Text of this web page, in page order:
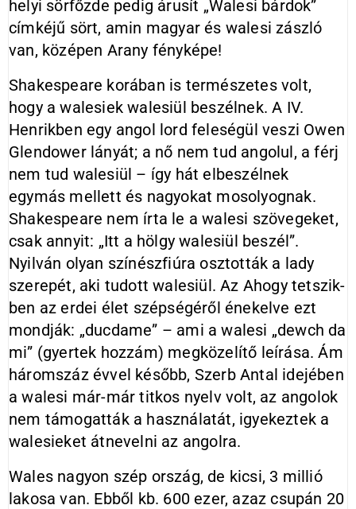
helyi sörfőzde pedig árusít „Walesi bárdok”
címkéjű sört, amin magyar és walesi zászló
van, középen Arany fényképe!
Shakespeare korában is természetes volt,
hogy a walesiek walesiül beszélnek. A IV.
Henrikben egy angol lord feleségül veszi Owen
Glendower lányát; a nő nem tud angolul, a férj
nem tud walesiül – így hát elbeszélnek
egymás mellett és nagyokat mosolyognak.
Shake­speare nem írta le a walesi szövegeket,
csak annyit: „Itt a hölgy walesiül beszél”.
Nyilván olyan színészfiúra osztották a lady
szerepét, aki tudott walesiül. Az Ahogy tetszik-
ben az erdei élet szépségéről énekelve ezt
mondják: „ducdame” – ami a walesi „dewch da
mi” (gyertek hozzám) megközelítő leírása. Ám
háromszáz évvel később, Szerb Antal idejében
a walesi már-már titkos nyelv volt, az angolok
nem támogatták a használatát, igyekeztek a
walesieket átnevelni az angolra.
Wales nagyon szép ország, de kicsi, 3 millió
lakosa van. Ebből kb. 600 ezer, azaz csupán 20